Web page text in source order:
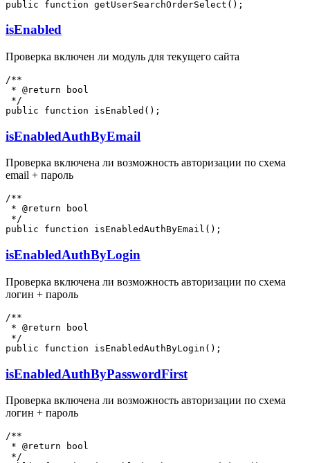
isEnabled
Проверка включен ли модуль для текущего сайта
/**
* @return bool
*/
isEnabledAuthByEmail
Проверка включена ли возможность авторизации по схема
email + пароль
/**
* @return bool
*/
isEnabledAuthByLogin
Проверка включена ли возможность авторизации по схема
логин + пароль
/**
* @return bool
*/
isEnabledAuthByPasswordFirst
Проверка включена ли возможность авторизации по схема
логин + пароль
/**
* @return bool
*/